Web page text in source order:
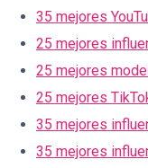
35 mejores
25 mejores
25 mejores
25 mejores
35 mejores
35 mejores